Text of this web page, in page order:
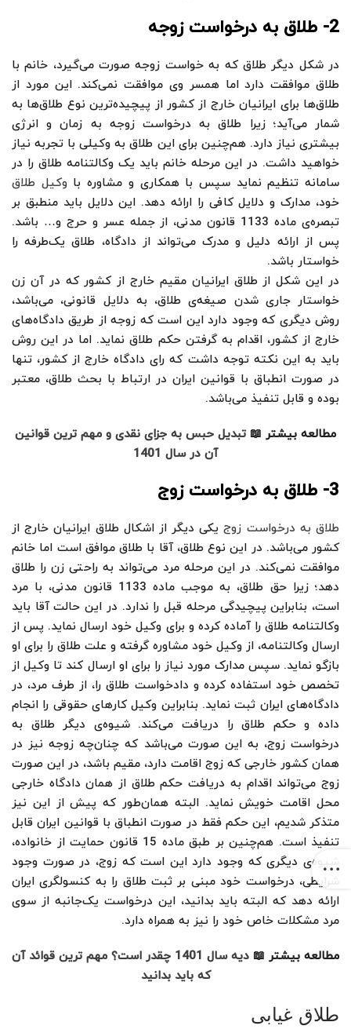
2- طلاق به درخواست زوجه
در شکل دیگر طلاق که به خواست زوجه صورت می‌گیرد، خانم با
طلاق موافقت دارد اما همسر وی موافقت نمی‌کند. این مورد از
طلاق‌ها برای ایرانیان خارج از کشور از پیچیده‌ترین نوع طلاق‌ها به
شمار می‌آید؛ زیرا طلاق به درخواست زوجه به زمان و انرژی
بیشتری نیاز دارد. هم‌چنین برای این طلاق به وکیلی با تجربه نیاز
خواهید داشت. در این مرحله خانم باید یک وکالتنامه طلاق را در
سامانه تنظیم نماید سپس با همکاری و مشاوره باوکیل طلاق
خود، مدارک و دلایل کافی را ارائه دهد. این دلایل باید منطبق بر
تبصره‌ی ماده 1133 قانون مدنی، از جمله عسر و حرج و… باشد.
پس از ارائه دلیل و مدرک می‌تواند از دادگاه، طلاق یک‌طرفه را
خواستار باشد.
در این شکل از طلاق ایرانیان مقیم خارج از کشور که در آن زن
خواستار جاری شدن صیغه‌ی طلاق، به دلایل قانونی، می‌باشد،
روش دیگری که وجود دارد این است که زوجه از طریق دادگاه‌های
خارج از کشور، اقدام به گرفتن حکم طلاق نماید. اما در این روش
باید به این نکته توجه داشت که رای دادگاه خارج از کشور، تنها
در صورت انطباق با قوانین ایران در ارتباط با بحث طلاق، معتبر
بوده و قابل تنفیذ می‌باشد.
مطالعه بیشتر 📖 تبدیل حبس به جزای نقدی و مهم ترین قوانین
آن در سال 1401
3- طلاق به درخواست زوج
طلاق به درخواست زوجیکی دیگر از اشکال طلاق ایرانیان خارج از
کشور می‌باشد. در این نوع طلاق، آقا با طلاق موافق است اما خانم
موافقت نمی‌کند. در این مرحله مرد می‌تواند به راحتی زن را طلاق
دهد؛ زیرا حق طلاق، به موجب ماده 1133 قانون مدنی، با مرد
است، بنابراین پیچیدگی مرحله قبل را ندارد. در این حالت آقا باید
وکالتنامه طلاق را آماده کرده و برای وکیل خود ارسال نماید. پس از
ارسال وکالتنامه، از وکیل خود مشاوره گرفته و علت طلاق را برای او
بازگو نماید. سپس مدارک مورد نیاز را برای او ارسال کند تا وکیل از
تخصص خود استفاده کرده و دادخواست طلاق را، از طرف مرد، در
دادگاه‌های ایران ثبت نماید. بنابراین وکیل کارهای حقوقی را انجام
داده و حکم طلاق را دریافت می‌کند. شیوه‌ی دیگر طلاق به
درخواست زوج، به این صورت می‌باشد که چنان‌چه زوجه نیز در
همان کشور خارجی که زوج اقامت دارد، مقیم باشد، در این صورت
زوج می‌تواند اقدام به دریافت حکم طلاق از همان دادگاه خارجی
محل اقامت خویش نماید. البته همان‌طور که پیش از این نیز
متذکر شدیم، این حکم فقط در صورت انطباق با قوانین ایران قابل
تنفیذ است. هم‌چنین بر طبق ماده 15 قانون حمایت از خانواده،
شیوه‌ی دیگری که وجود دارد این است که زوج، در صورت وجود
شرایطی، درخواست خود مبنی بر ثبت طلاق را به کنسولگری ایران
ارائه دهد که البته باید بدانید، این درخواست یک‌جانبه از سوی
مرد مشکلات خاص خود را نیز به همراه دارد.
مطالعه بیشتر 📖
دیه سال 1401 چقدر است؟ مهم ترین قوائد آن
که باید بدانید
طلاق غیابی